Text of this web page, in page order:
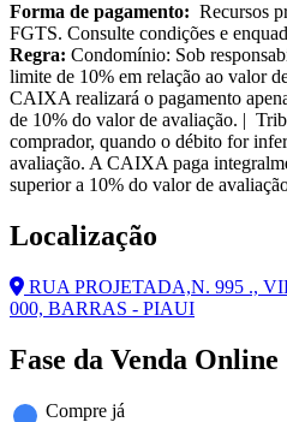
Forma de pagamento: Recursos
FGTS. Consulte condições e
Regra: Condomínio: Sob
limite de 10% em relação ao valor
CAIXA realizará o pagamento
de 10% do valor de avaliação. |
comprador, quando o débito for
avaliação. A CAIXA paga
superior a 10% do valor de
Localização
RUA PROJETADA,N. 995 .,
000, BARRAS - PIAUI
Fase da Venda Online
Compre já